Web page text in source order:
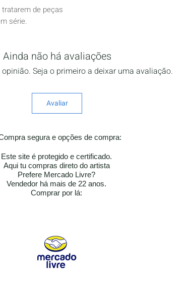
de peças
série.
Ainda não há avaliações
Seja o primeiro a deixar uma avaliação.
Avaliar
Compra segura e opções de compra:
Este site é protegido e certificado.
Aqui tu compras direto do artista
Prefere Mercado Livre?
Vendedor há mais de 22 anos.
​​Comprar por lá: